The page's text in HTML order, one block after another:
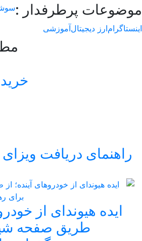
پرطرفدار : سوشال
ارز دیجیتالآموزشی
خرید
دریافت ویزای
ایده هیوندای از
طریق صفحه